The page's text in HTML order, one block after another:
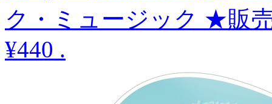
ク・ミュージック ★販
¥440 .